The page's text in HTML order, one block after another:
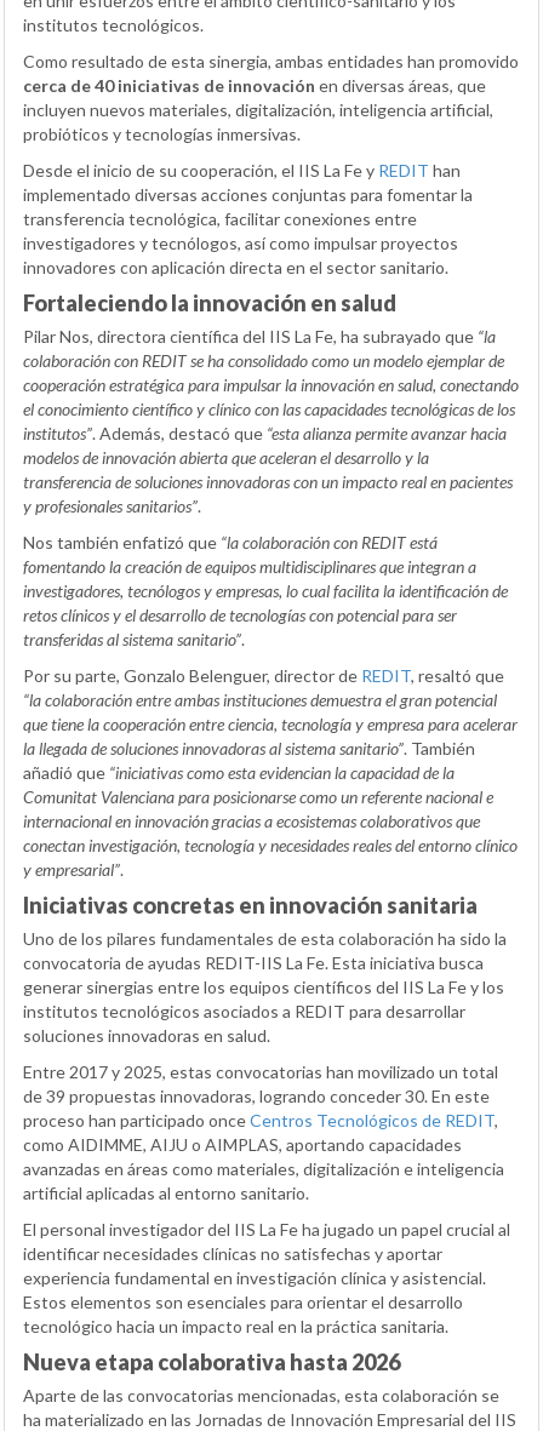
institutos tecnológicos.
Como resultado de esta sinergia, ambas entidades han promovido
cerca de 40 iniciativas de innovación en diversas áreas, que
incluyen nuevos materiales, digitalización, inteligencia artificial,
probióticos y tecnologías inmersivas.
Desde el inicio de su cooperación, el IIS La Fe y REDIT han
implementado diversas acciones conjuntas para fomentar la
transferencia tecnológica, facilitar conexiones entre
investigadores y tecnólogos, así como impulsar proyectos
innovadores con aplicación directa en el sector sanitario.
Fortaleciendo la innovación en salud
Pilar Nos, directora científica del IIS La Fe, ha subrayado que “la
colaboración con REDIT se ha consolidado como un modelo ejemplar de
cooperación estratégica para impulsar la innovación en salud, conectando
el conocimiento científico y clínico con las capacidades tecnológicas de los
institutos”. Además, destacó que “esta alianza permite avanzar hacia
modelos de innovación abierta que aceleran el desarrollo y la
transferencia de soluciones innovadoras con un impacto real en pacientes
y profesionales sanitarios”.
Nos también enfatizó que “la colaboración con REDIT está
fomentando la creación de equipos multidisciplinares que integran a
investigadores, tecnólogos y empresas, lo cual facilita la identificación de
retos clínicos y el desarrollo de tecnologías con potencial para ser
transferidas al sistema sanitario”.
Por su parte, Gonzalo Belenguer, director de REDIT, resaltó que
“la colaboración entre ambas instituciones demuestra el gran potencial
que tiene la cooperación entre ciencia, tecnología y empresa para acelerar
la llegada de soluciones innovadoras al sistema sanitario”. También
añadió que “iniciativas como esta evidencian la capacidad de la
Comunitat Valenciana para posicionarse como un referente nacional e
internacional en innovación gracias a ecosistemas colaborativos que
conectan investigación, tecnología y necesidades reales del entorno clínico
y empresarial”.
Iniciativas concretas en innovación sanitaria
Uno de los pilares fundamentales de esta colaboración ha sido la
convocatoria de ayudas REDIT-IIS La Fe. Esta iniciativa busca
generar sinergias entre los equipos científicos del IIS La Fe y los
institutos tecnológicos asociados a REDIT para desarrollar
soluciones innovadoras en salud.
Entre 2017 y 2025, estas convocatorias han movilizado un total
de 39 propuestas innovadoras, logrando conceder 30. En este
proceso han participado onceCentros Tecnológicos de REDIT,
como AIDIMME, AIJU o AIMPLAS, aportando capacidades
avanzadas en áreas como materiales, digitalización e inteligencia
artificial aplicadas al entorno sanitario.
El personal investigador del IIS La Fe ha jugado un papel crucial al
identificar necesidades clínicas no satisfechas y aportar
experiencia fundamental en investigación clínica y asistencial.
Estos elementos son esenciales para orientar el desarrollo
tecnológico hacia un impacto real en la práctica sanitaria.
Nueva etapa colaborativa hasta 2026
Aparte de las convocatorias mencionadas, esta colaboración se
ha materializado en las Jornadas de Innovación Empresarial del IIS